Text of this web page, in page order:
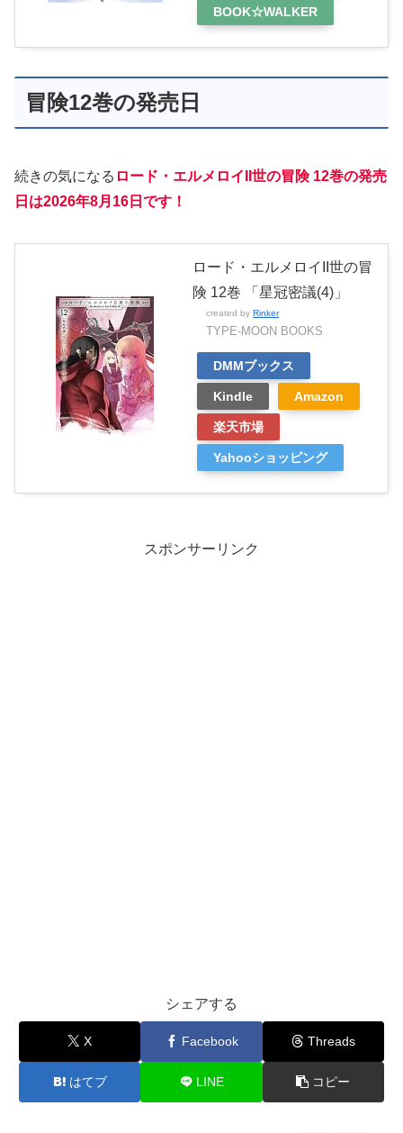
BOOK☆WALKER
冒険12巻の発売日
続きの気になる ロード・エルメロイII世の冒険 12巻の発売
日は2026年8月16日です！
ロード・エルメロイII世の冒
険 12巻 「星冠密議(4)」
created by Rinker
TYPE-MOON BOOKS
DMMブックス
Kindle Amazon
楽天市場
Yahooショッピング
スポンサーリンク
シェアする
X Facebook Threads
はてブ LINE コピー